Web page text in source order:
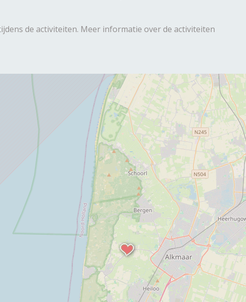
de activiteiten. Meer informatie over de activiteiten